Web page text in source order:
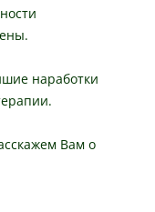
наработки
Вам о